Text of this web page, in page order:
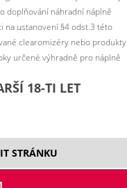
skadom
doplňování náhradní náplně
na ustanovení §4 odst.3 této
clearomizéry nebo produkty
určené výhradně pro náplně
18-TI LET
STRÁNKU